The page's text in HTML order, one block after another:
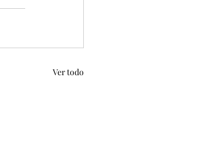
Ver todo